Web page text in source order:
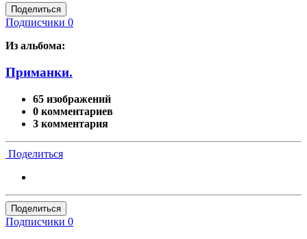
Поделиться
Подписчики 0
Из альбома:
Приманки.
65 изображений
0 комментариев
3 комментария
Поделиться
Поделиться
Подписчики 0